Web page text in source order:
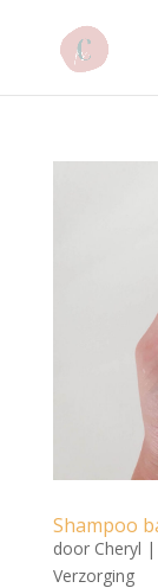
Shampoo
door Cheryl |
Verzorging